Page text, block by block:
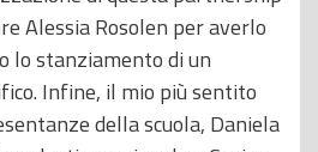
Alessia Rosolen per averlo
lo stanziamento di un
Infine, il mio più sentito
della scuola, Daniela